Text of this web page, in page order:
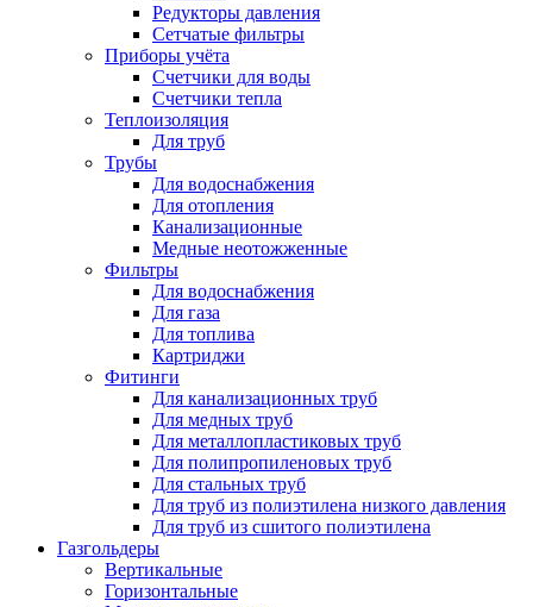
Редукторы давления
Сетчатые фильтры
Приборы учёта
Счетчики для воды
Счетчики тепла
Теплоизоляция
Для труб
Трубы
Для водоснабжения
Для отопления
Канализационные
Медные неотожженные
Фильтры
Для водоснабжения
Для газа
Для топлива
Картриджи
Фитинги
Для канализационных труб
Для медных труб
Для металлопластиковых труб
Для полипропиленовых труб
Для стальных труб
Для труб из полиэтилена низкого давления
Для труб из сшитого полиэтилена
Газгольдеры
Вертикальные
Горизонтальные